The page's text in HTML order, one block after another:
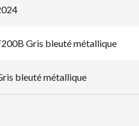
Gris bleuté métallique
bleuté métallique